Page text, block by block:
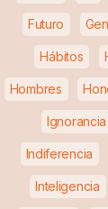
Futuro
Hábitos
Hombres
Ignorancia
Indiferencia
Inteligencia